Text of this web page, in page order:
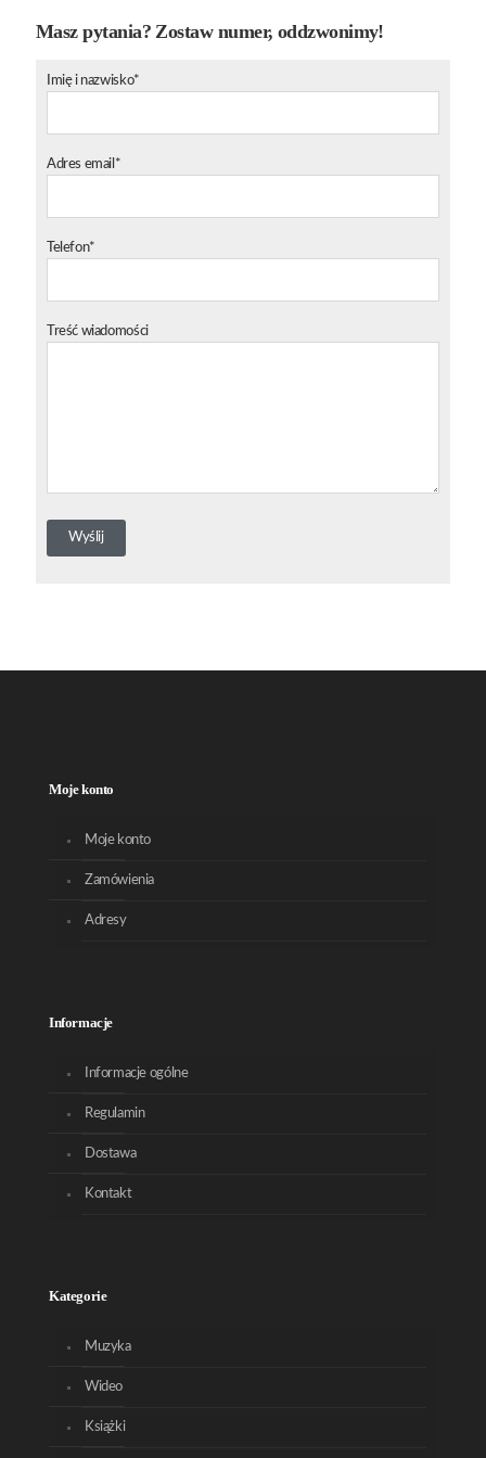
Masz pytania? Zostaw numer, oddzwonimy!
Imię i nazwisko*
Adres email*
Telefon*
Treść wiadomości
Moje konto
Moje konto
Zamówienia
Adresy
Informacje
Informacje ogólne
Regulamin
Dostawa
Kontakt
Kategorie
Muzyka
Wideo
Książki